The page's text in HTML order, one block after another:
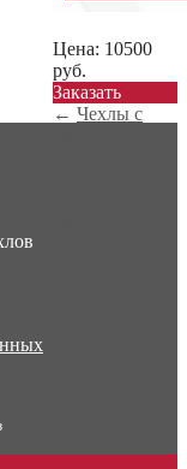
Цена: 10500
руб.
Заказать
← Чехлы с